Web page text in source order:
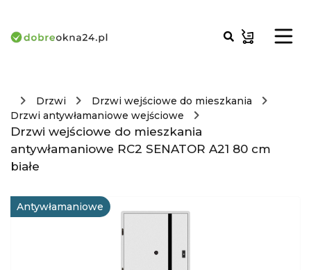
Drzwi
Drzwi wejściowe do mieszkania
Drzwi antywłamaniowe wejściowe
Drzwi wejściowe do mieszkania
antywłamaniowe RC2 SENATOR A21 80 cm
białe
Antywłamaniowe